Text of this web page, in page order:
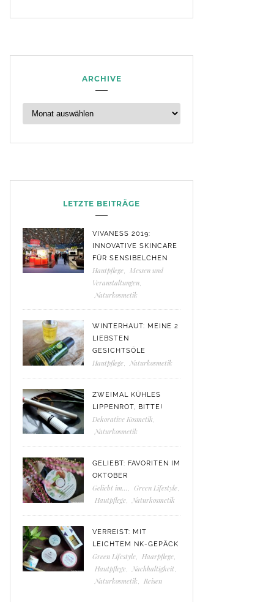
ARCHIVE
LETZTE BEITRÄGE
VIVANESS 2019:
INNOVATIVE SKINCARE
FÜR SENSIBELCHEN
Hautpflege
Messen und
Veranstaltungen
Naturkosmetik
WINTERHAUT: MEINE 2
LIEBSTEN
GESICHTSÖLE
Hautpflege Naturkosmetik
ZWEIMAL KÜHLES
LIPPENROT, BITTE!
Dekorative Kosmetik
Naturkosmetik
GELIEBT: FAVORITEN IM
OKTOBER
Geliebt im... Green Lifestyle
Hautpflege
Naturkosmetik
VERREIST: MIT
LEICHTEM NK-GEPÄCK
Green Lifestyle Haarpflege
Hautpflege
Nachhaltigkeit
Naturkosmetik
Reisen